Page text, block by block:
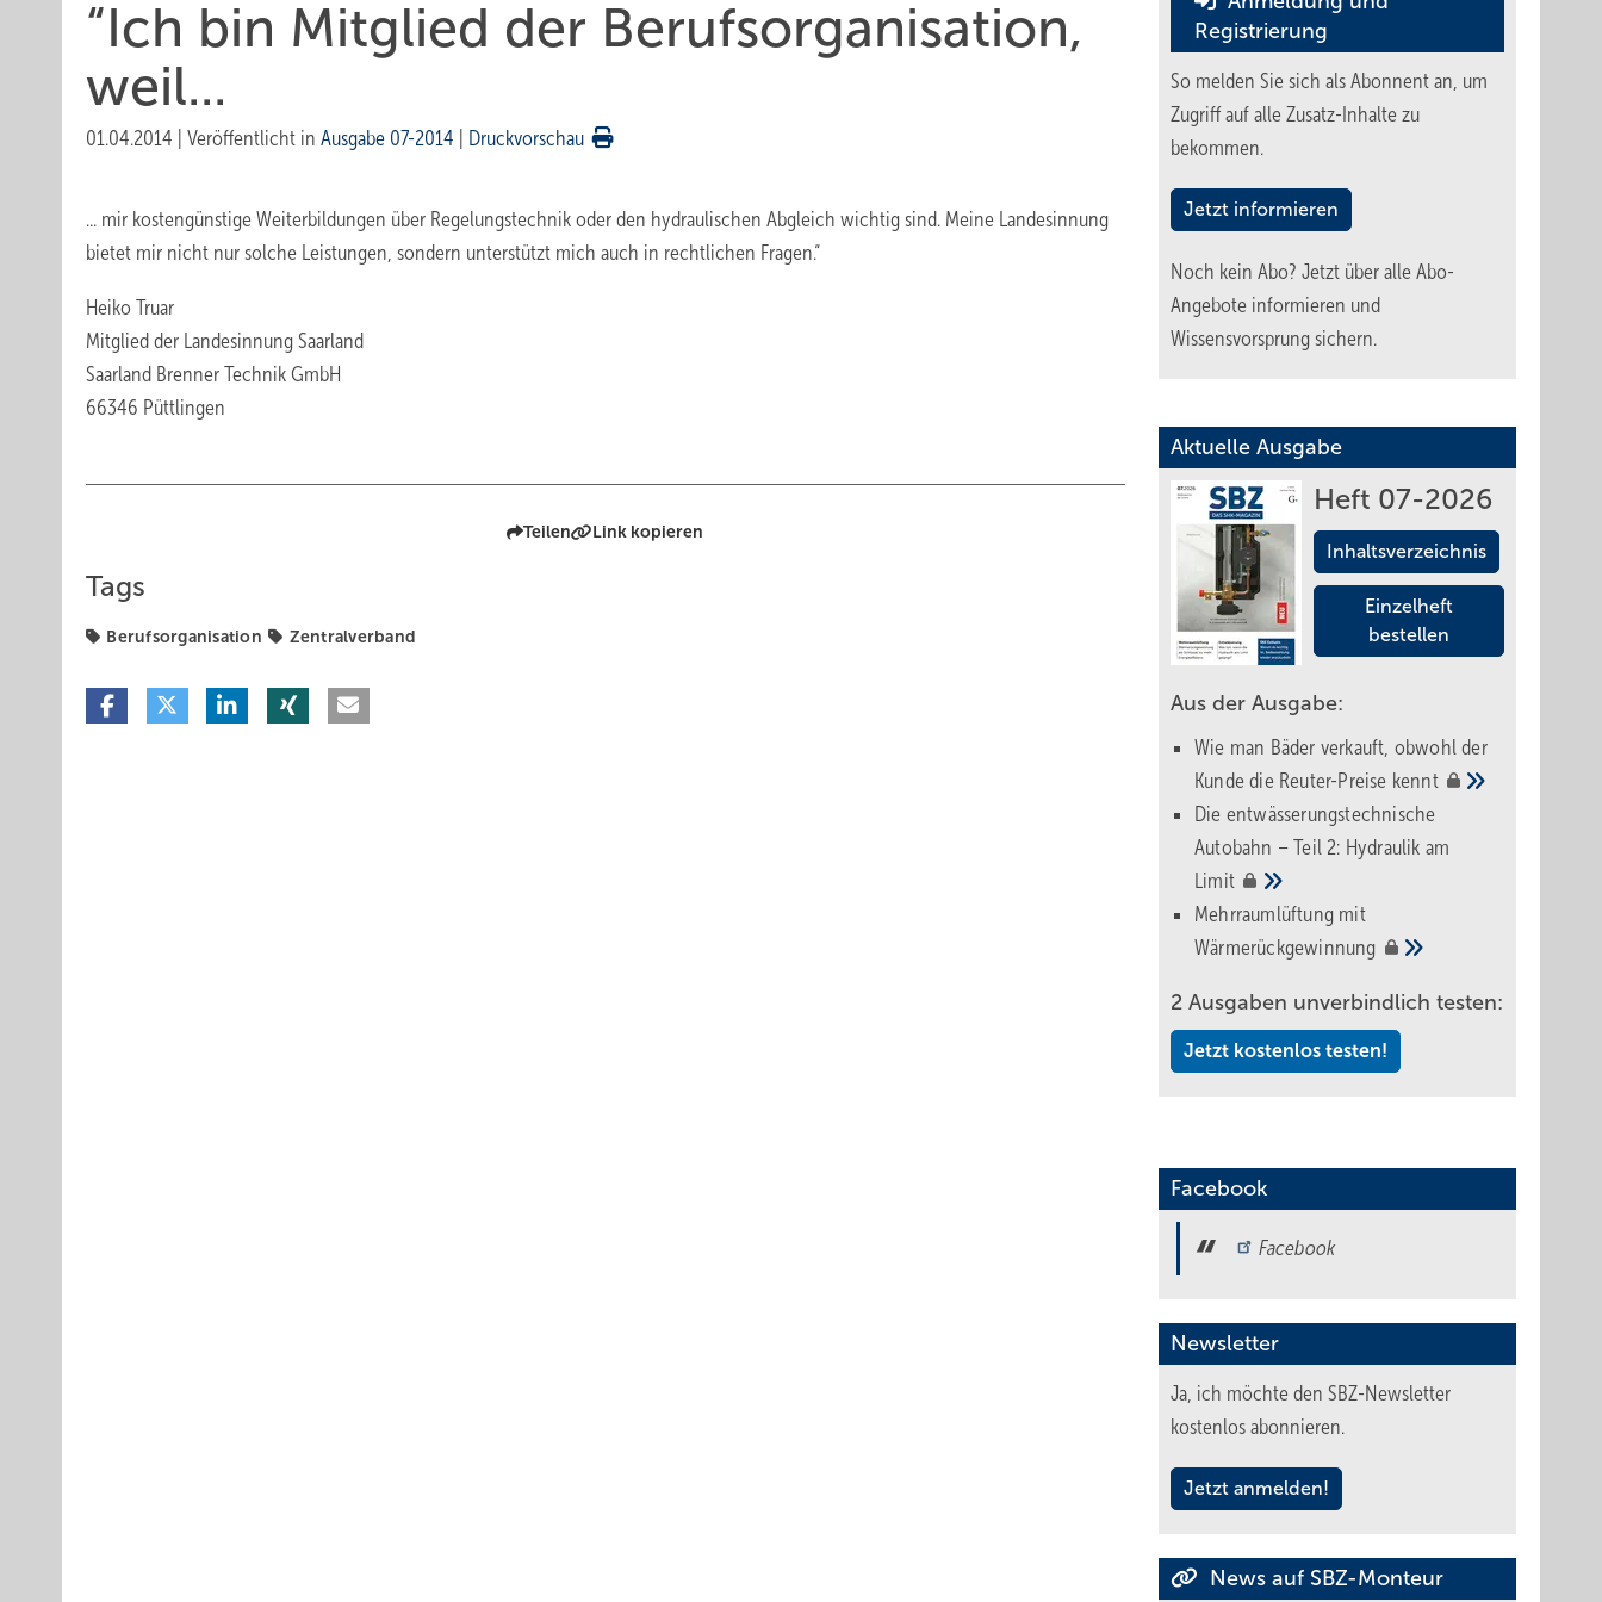
“Ich bin Mitglied der Berufsorganisation,
weil...
01.04.2014 Veröffentlicht in Ausgabe 07-2014 Druckvorschau
... mir kostengünstige Weiterbildungen über Regelungstechnik oder den hydraulischen Abgleich wichtig sind. Meine Landesinnung
bietet mir nicht nur solche Leistungen, sondern unterstützt mich auch in rechtlichen Fragen.“
Heiko Truar
Mitglied der Landesinnung Saarland
Saarland Brenner Technik GmbH
66346 Püttlingen
Teilen Link kopieren
Tags
Berufsorganisation Zentralverband
Registrierung
So melden Sie sich als Abonnent an, um
Zugriff auf alle Zusatz-Inhalte zu
bekommen.
Jetzt informieren
Noch kein Abo? Jetzt über alle Abo-
Angebote informieren und
Wissensvorsprung sichern.
Aktuelle Ausgabe
Heft 07-2026
Inhaltsverzeichnis
Einzelheft
bestellen
Aus der Ausgabe:
Wie man Bäder verkauft, obwohl der
Kunde die Reuter-Preise kennt
Die entwässerungstechnische
Autobahn – Teil 2: Hydraulik am
Limit
Mehrraumlüftung mit
Wärmerückgewinnung
2 Ausgaben unverbindlich testen:
Jetzt kostenlos testen!
Facebook
Facebook
Newsletter
Ja, ich möchte den SBZ-Newsletter
kostenlos abonnieren.
Jetzt anmelden!
News auf SBZ-Monteur